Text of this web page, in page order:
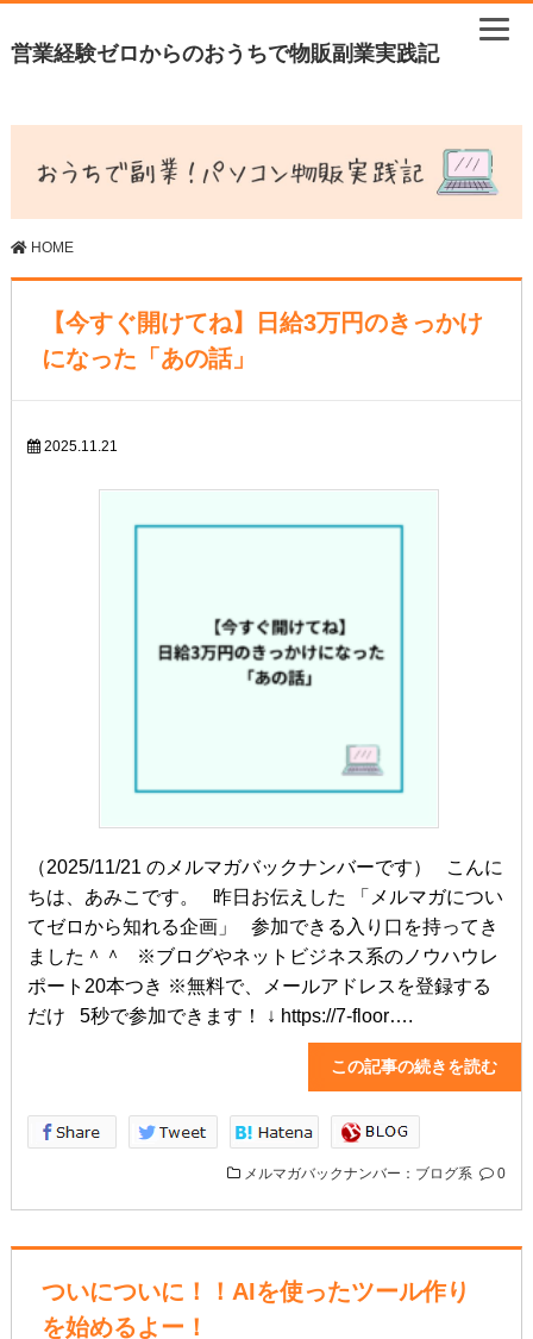
営業経験ゼロからのおうちで物販副業実践記
HOME
【今すぐ開けてね】日給3万円のきっかけ
になった「あの話」
2025.11.21
（2025/11/21 のメルマガバックナンバーです） こんに
ちは、あみこです。 昨日お伝えした 「メルマガについ
てゼロから知れる企画」 参加できる入り口を持ってき
ました＾＾ ※ブログやネットビジネス系のノウハウレ
ポート20本つき ※無料で、メールアドレスを登録する
だけ 5秒で参加できます！ ↓ https://7-floor….
この記事の続きを読
メルマガバックナンバー：ブログ系 0
ついについに！！AIを使ったツール作り
を始めるよー！